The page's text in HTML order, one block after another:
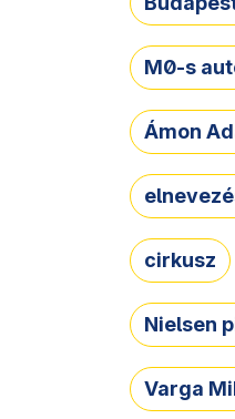
M0-s
Ámon
cirkusz
Nielsen
Varga